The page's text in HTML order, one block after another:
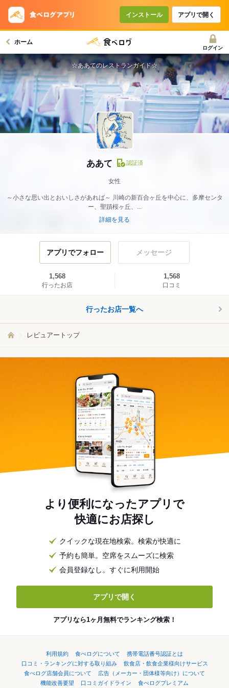
インストール アプリで開く
ホーム
ログイン
ああて 認証済
女性
～小さな思い出とおいしさがあれば～ 川崎の新百合ヶ丘を中心に、多摩センタ
ー、聖蹟桜ヶ丘、...
詳細を見る
☆ああてのレストランガイド☆
アプリでフォロー メッセージ
1,568
行ったお店
1,568
口コミ
行ったお店一覧へ
レビュアートップ
より便利になったアプリで
快適にお店探し
クイックな現在地検索。検索が快適に
予約も簡単。空席をスムーズに検索
会員登録なし。すぐに利用開始
アプリで開く
アプリなら1ヶ月無料でランキング検索！
利用規約 食べログについて
携帯電話番号認証とは
口コミ・ランキングに対する取り組み
飲食店・飲食企業様向けサービス
食べログ店舗会員について
広告（メーカー・団体様等向け）について
機能改善要望
口コミガイドライン 食べログプレミアム